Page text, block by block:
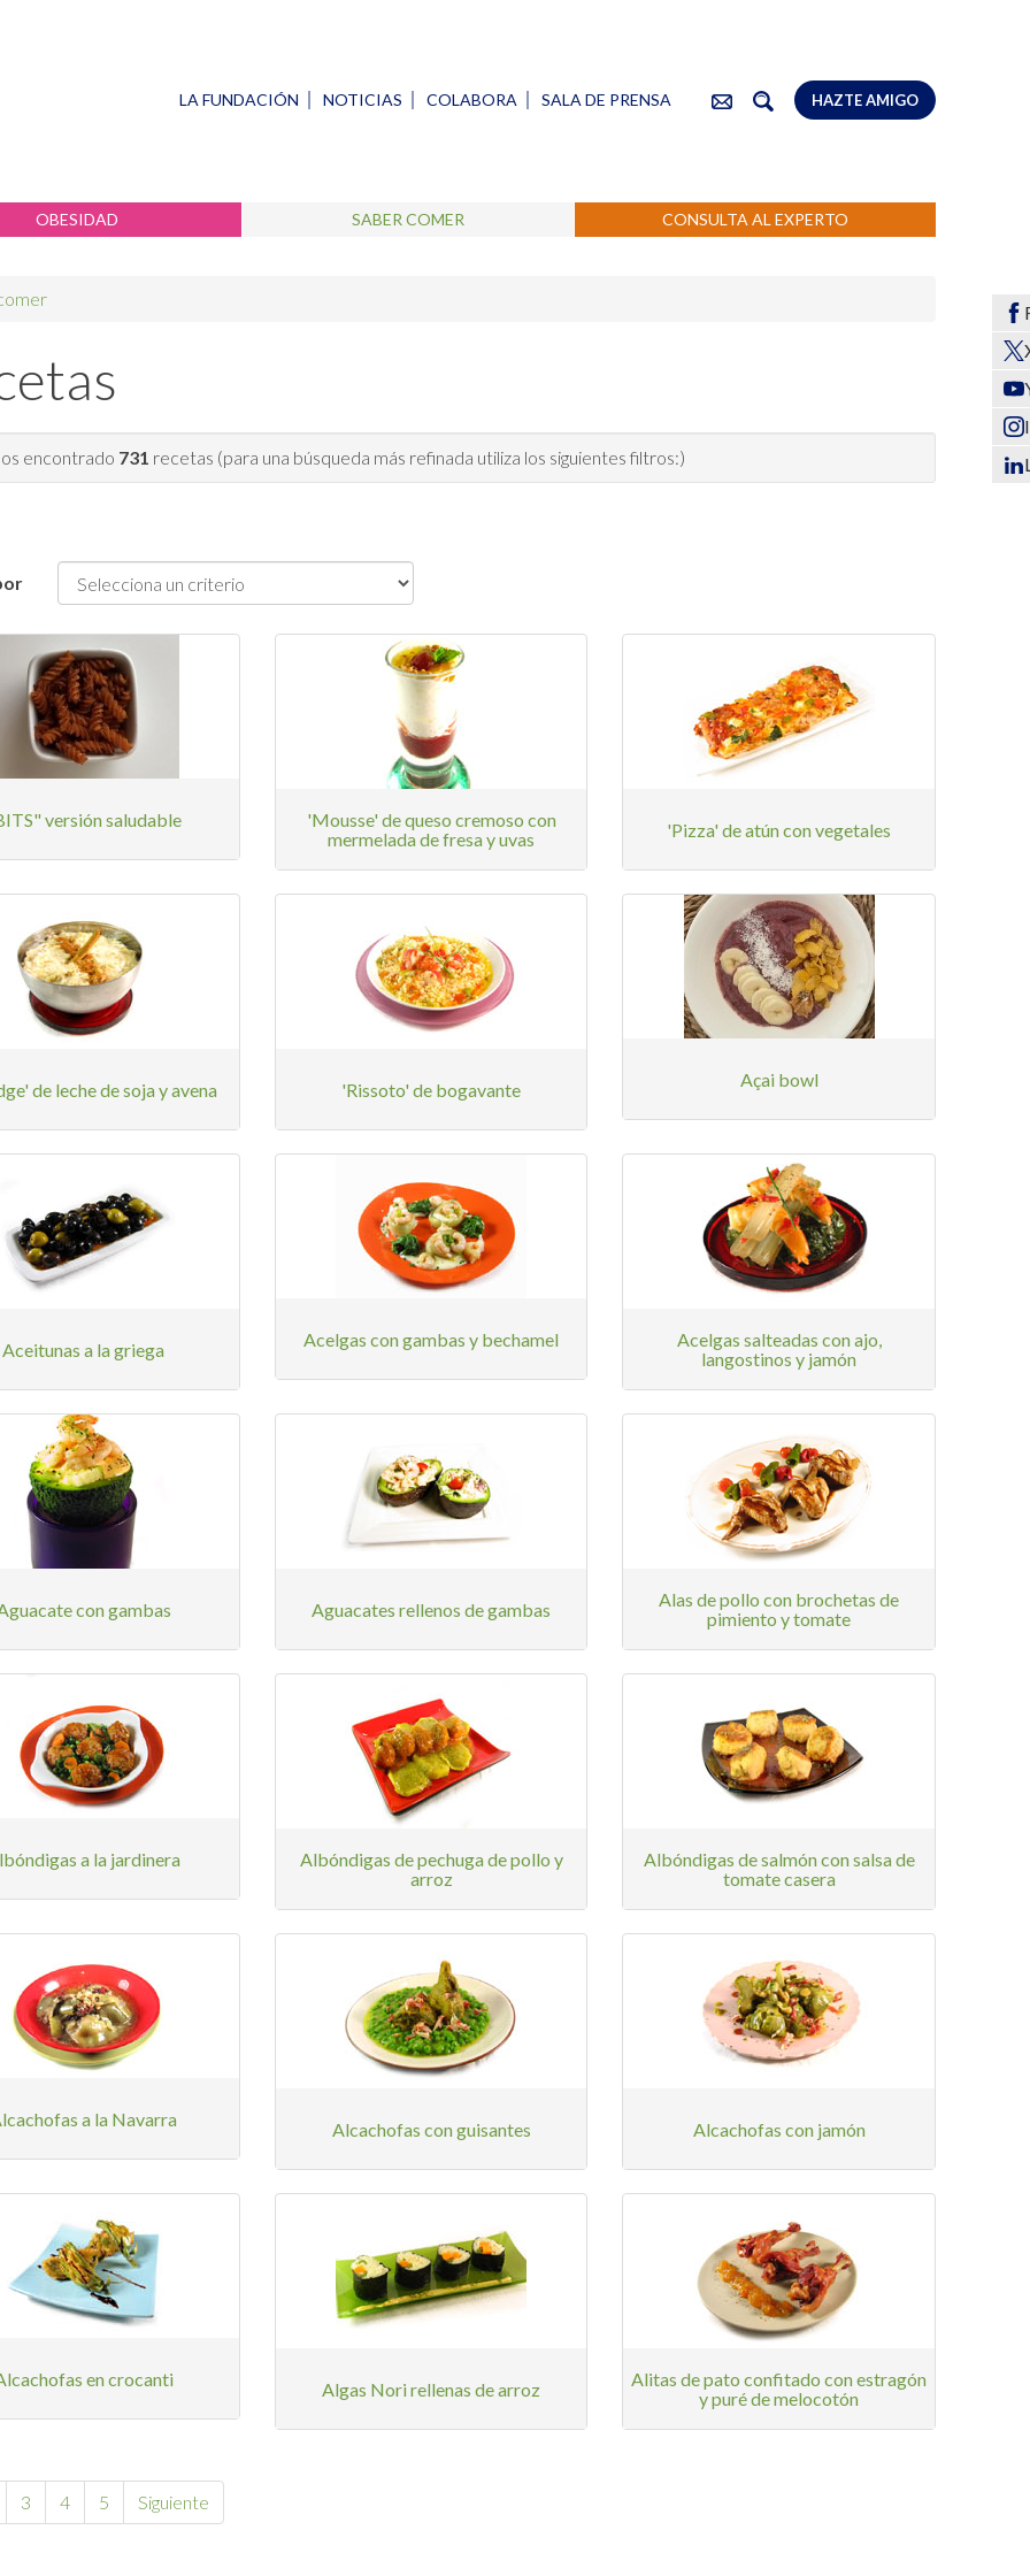
HAZTE AMIGO
LA FUNDACIÓN NOTICIAS COLABORA SALA DE PRENSA
OBESIDAD SABER COMER CONSULTA AL EXPERTO
encontrado 731 recetas (para una búsqueda más refinada utiliza los siguientes filtros:)
versión saludable
'Mousse' de queso cremoso con
mermelada de fresa y uvas
'Pizza' de atún con vegetales
de leche de soja y avena 'Rissoto' de bogavante Açai bowl
Aceitunas a la griega Acelgas con gambas y bechamel
Acelgas salteadas con ajo,
langostinos y jamón
con gambas Aguacates rellenos de gambas
Alas de pollo con brochetas de
pimiento y tomate
a la jardinera
Albóndigas de pechuga de pollo y
arroz
Albóndigas de salmón con salsa de
tomate casera
a la Navarra Alcachofas con guisantes Alcachofas con jamón
en crocanti Algas Nori rellenas de arroz
Alitas de pato confitado con estragón
y puré de melocotón
3 4 5 Siguiente